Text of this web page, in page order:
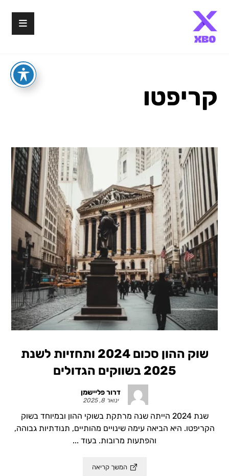
קריפטו
שוק ההון סכום 2024 ותחזיות לשנת
2025 בשווקים הגדולים
דרור פליישמן
ינואר 8, 2025
שנת 2024 הייתה שנה מרתקת בשוקי ההון ובמיוחד בשוק
הקריפטו. היא הביאה עימה שינויים מהותיים, תנודתיות גבוהה,
והפתעות מרובות. בעוד ...
המשך קריאה